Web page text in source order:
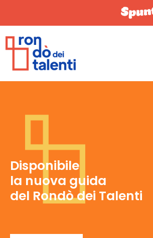
Scopri Spuntini
il blog ufficiale
del Rondò dei Talenti